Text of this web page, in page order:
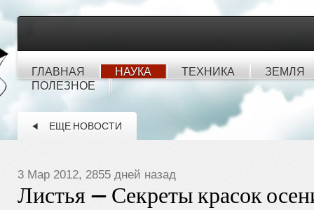
ГЛАВНАЯ НАУКА ТЕХНИКА
ЗЕМЛЯ
ПОЛЕЗНОЕ
ЕЩЕ НОВОСТИ
3 Мар 2012, 2855 дней назад
Листья — Секреты красок